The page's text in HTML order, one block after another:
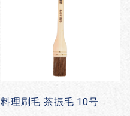
料理刷毛 茶振毛 10号